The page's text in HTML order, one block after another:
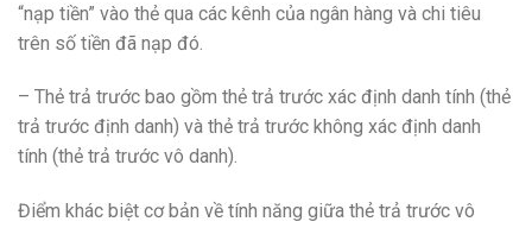
“nạp tiền” vào thẻ qua các kênh của ngân hàng và chi tiêu
trên số tiền đã nạp đó.
– Thẻ trả trước bao gồm thẻ trả trước xác định danh tính (thẻ
trả trước định danh) và thẻ trả trước không xác định danh
tính (thẻ trả trước vô danh).
Điểm khác biệt cơ bản về tính năng giữa thẻ trả trước vô